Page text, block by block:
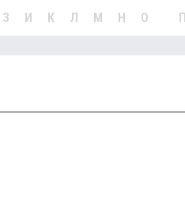
З И К Л М Н О П